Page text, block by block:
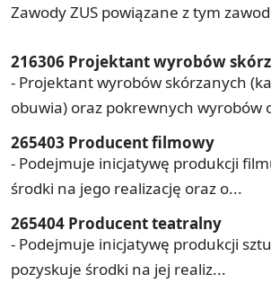
Zawody ZUS powiązane z tym
216306 Projektant wyrobów
- Projektant wyrobów skórzanych
obuwia) oraz pokrewnych wyrobów
265403 Producent filmowy
- Podejmuje inicjatywę produkcji
środki na jego realizację oraz o...
265404 Producent teatralny
- Podejmuje inicjatywę produkcji
pozyskuje środki na jej realiz...